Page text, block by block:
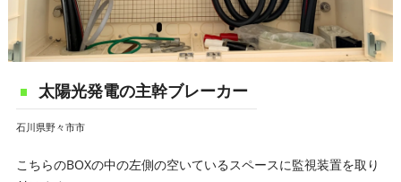
太陽光発電の主幹ブレーカー
石川県野々市市
こちらのBOXの中の左側の空いているスペースに監視装置を取り